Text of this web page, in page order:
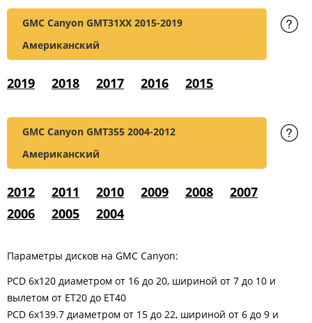
GMC Canyon GMT31XX 2015-2019
Американский
2019 2018 2017 2016 2015
GMC Canyon GMT355 2004-2012
Американский
2012 2011 2010 2009 2008
2007
2006
2005 2004
Параметры дисков на GMC Canyon:
PCD 6x120 диаметром от 16 до 20, шириной от 7 до 10 и
вылетом от ET20 до ET40
PCD 6x139.7 диаметром от 15 до 22, шириной от 6 до 9 и